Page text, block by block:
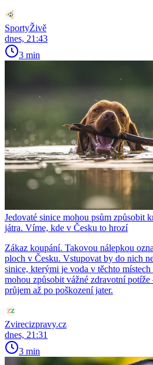
SportyŽivě
dnes, 21:43
3 min
Jedovaté sinice mohou psům způsobit
játra. Víme, kde v Česku to hrozí
Zákaz koupání. Takovou nálepkou
ploch v Česku. Vstupovat by do nich
sinice, kterými je voda v těchto
mohou způsobit vážné zdravotní
průjem až po poškození jater.
Zvirecizpravy.cz
dnes, 21:31
3 min